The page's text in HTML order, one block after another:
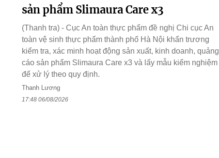
sản phẩm Slimaura Care x3
(Thanh tra) - Cục An toàn thực phẩm đề nghị Chi cục An
toàn vệ sinh thực phẩm thành phố Hà Nội khẩn trương
kiểm tra, xác minh hoạt động sản xuất, kinh doanh, quảng
cáo sản phẩm Slimaura Care x3 và lấy mẫu kiểm nghiệm
để xử lý theo quy định.
Thanh Lương
17:48 06/08/2026